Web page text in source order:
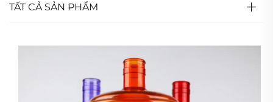
TẤT CẢ SẢN PHẨM